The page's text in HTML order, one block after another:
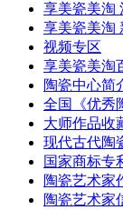
享美瓷美淘
享美瓷美淘
视频专区
享美瓷美淘
陶瓷中心简
全国《优秀
大师作品收
现代古代陶
国家商标专
陶瓷艺术家
陶瓷艺术家